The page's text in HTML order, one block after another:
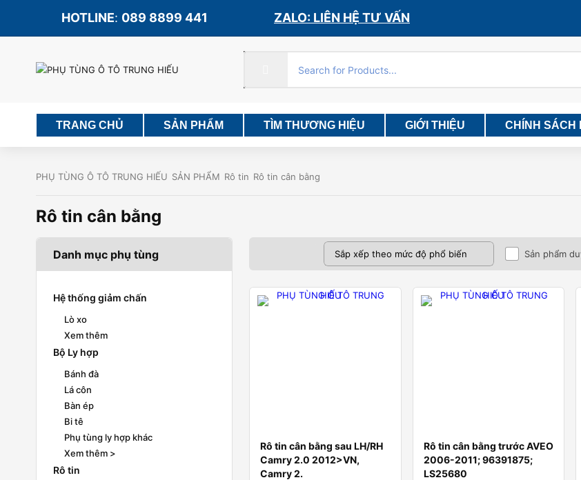
HOTLINE: 089 8899 441 ZALO: LIÊN HỆ TƯ VẤN
TRANG CHỦ SẢN PHẨM TÌM THƯƠNG HIỆU GIỚI THIỆU CHÍNH SÁCH
PHỤ TÙNG Ô TÔ TRUNG HIẾU SẢN PHẨM Rô tin Rô tin cân bằng
Rô tin cân bằng
Danh mục phụ tùng
Hệ thống giảm chấn
Lò xo
Xem thêm
Bộ Ly hợp
Bánh đà
Lá côn
Bàn ép
Bi tê
Phụ tùng ly hợp khác
Xem thêm >
Rô tin
Sản phẩm
Rô tin cân bằng sau LH/RH
Camry 2.0 2012>VN,
Camry 2.
Rô tin cân bằng trước AVEO
2006-2011; 96391875;
LS25680